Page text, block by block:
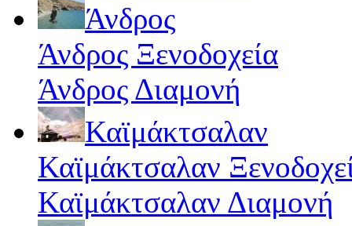
Άνδρος
Άνδρος Ξενοδοχεία
Άνδρος Διαμονή
Καϊμάκτσαλαν
Καϊμάκτσαλαν
Καϊμάκτσαλαν Διαμονή